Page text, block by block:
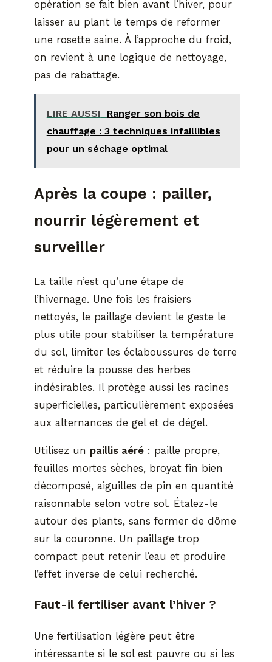
opération se fait bien avant l’hiver, pour
laisser au plant le temps de reformer
une rosette saine. À l’approche du froid,
on revient à une logique de nettoyage,
pas de rabattage.
LIRE AUSSI
Ranger son bois de
chauffage : 3 techniques infaillibles
pour un séchage optimal
Après la coupe : pailler,
nourrir légèrement et
surveiller
La taille n’est qu’une étape de
l’hivernage. Une fois les fraisiers
nettoyés, le paillage devient le geste le
plus utile pour stabiliser la température
du sol, limiter les éclaboussures de terre
et réduire la pousse des herbes
indésirables. Il protège aussi les racines
superficielles, particulièrement exposées
aux alternances de gel et de dégel.
Utilisez un paillis aéré : paille propre,
feuilles mortes sèches, broyat fin bien
décomposé, aiguilles de pin en quantité
raisonnable selon votre sol. Étalez-le
autour des plants, sans former de dôme
sur la couronne. Un paillage trop
compact peut retenir l’eau et produire
l’effet inverse de celui recherché.
Faut-il fertiliser avant l’hiver ?
Une fertilisation légère peut être
intéressante si le sol est pauvre ou si les